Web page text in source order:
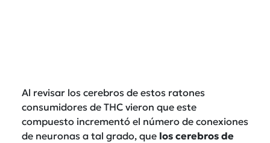
Al revisar los cerebros de estos ratones
consumidores de THC vieron que este
compuesto incrementó el número de conexiones
de neuronas a tal grado, que los cerebros de